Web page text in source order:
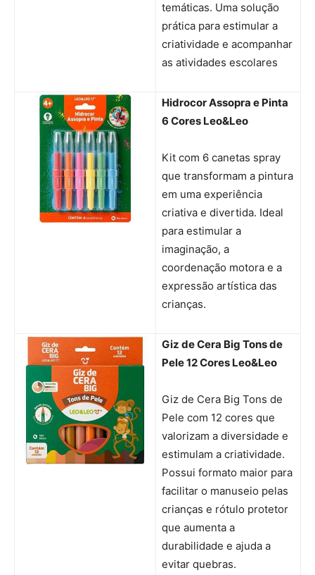
temáticas. Uma solução
prática para estimular a
criatividade e acompanhar
as atividades escolares
Hidrocor Assopra e Pinta
6 Cores Leo&Leo
Kit com 6 canetas spray
que transformam a pintura
em uma experiência
criativa e divertida. Ideal
para estimular a
imaginação, a
coordenação motora e a
expressão artística das
crianças.
Giz de Cera Big Tons de
Pele 12 Cores Leo&Leo
Giz de Cera Big Tons de
Pele com 12 cores que
valorizam a diversidade e
estimulam a criatividade.
Possui formato maior para
facilitar o manuseio pelas
crianças e rótulo protetor
que aumenta a
durabilidade e ajuda a
evitar quebras.